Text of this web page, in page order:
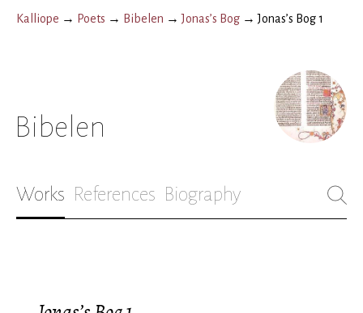
Kalliope → Poets → Bibelen →Jonas’s Bog →Jonas’s Bog 1
Bibelen
Works References Biography